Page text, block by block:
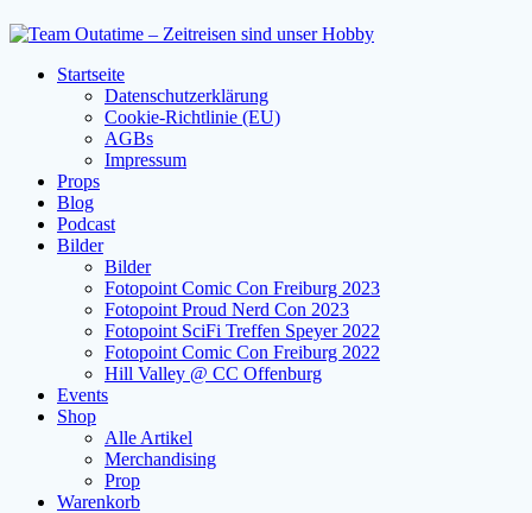
Startseite
Datenschutzerklärung
Cookie-Richtlinie (EU)
AGBs
Impressum
Props
Blog
Podcast
Bilder
Bilder
Fotopoint Comic Con Freiburg 2023
Fotopoint Proud Nerd Con 2023
Fotopoint SciFi Treffen Speyer 2022
Fotopoint Comic Con Freiburg 2022
Hill Valley @ CC Offenburg
Events
Shop
Alle Artikel
Merchandising
Prop
Warenkorb